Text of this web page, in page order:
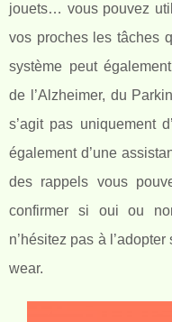
jouets… vous pouvez
vos proches les tâches
système peut
de l’Alzheimer, du
s’agit pas uniquement
également d’une
des rappels vous
confirmer si oui ou
n’hésitez pas à
wear.